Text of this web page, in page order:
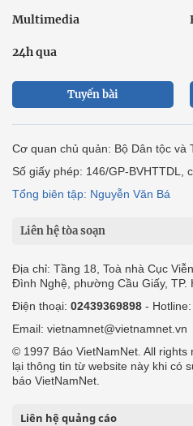
Multimedia
24h qua
Tuyến bài
Cơ quan chủ quản: Bộ Dân tộc và
Số giấy phép: 146/GP-BVHTTDL,
Tổng biên tập: Nguyễn Văn Bá
Liên hệ tòa soạn
Địa chỉ: Tầng 18, Toà nhà Cục
Đình Nghệ, phường Cầu Giấy, TP.
Điện thoại: 02439369898 - Hotline:
Email: vietnamnet@vietnamnet.vn
© 1997 Báo VietNamNet. All
lại thông tin từ website này khi có
báo VietNamNet.
Liên hệ quảng cáo